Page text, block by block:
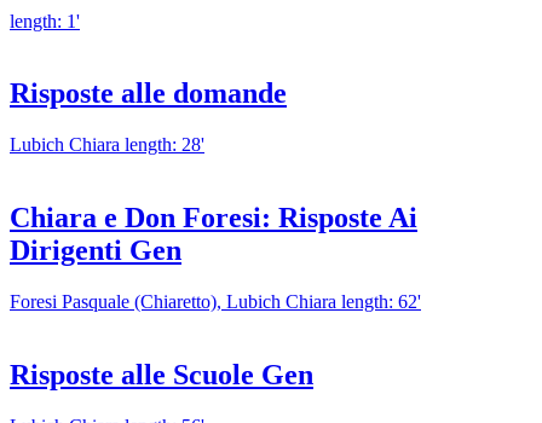
length: 1'
Risposte alle domande
Lubich Chiara length: 28'
Chiara e Don Foresi: Risposte Ai
Dirigenti Gen
Foresi Pasquale (Chiaretto), Lubich Chiara length: 62'
Risposte alle Scuole Gen